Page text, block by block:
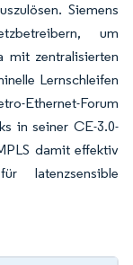
Siemens
um
mit zentralisierten
Lernschleifen
Ethernet-Forum
in seiner CE-3.0-
damit effektiv
latenzsensible